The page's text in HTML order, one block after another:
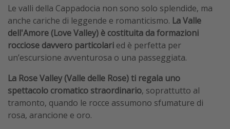
Le valli della Cappadocia non sono solo splendide, ma
anche cariche di leggende e romanticismo. La Valle
dell'Amore (Love Valley) è costituita da formazioni
rocciose davvero particolari ed è perfetta per
un’escursione avventurosa o una passeggiata.
La Rose Valley (Valle delle Rose) ti regala uno
spettacolo cromatico straordinario, soprattutto al
tramonto, quando le rocce assumono sfumature di
rosa, arancione e oro.